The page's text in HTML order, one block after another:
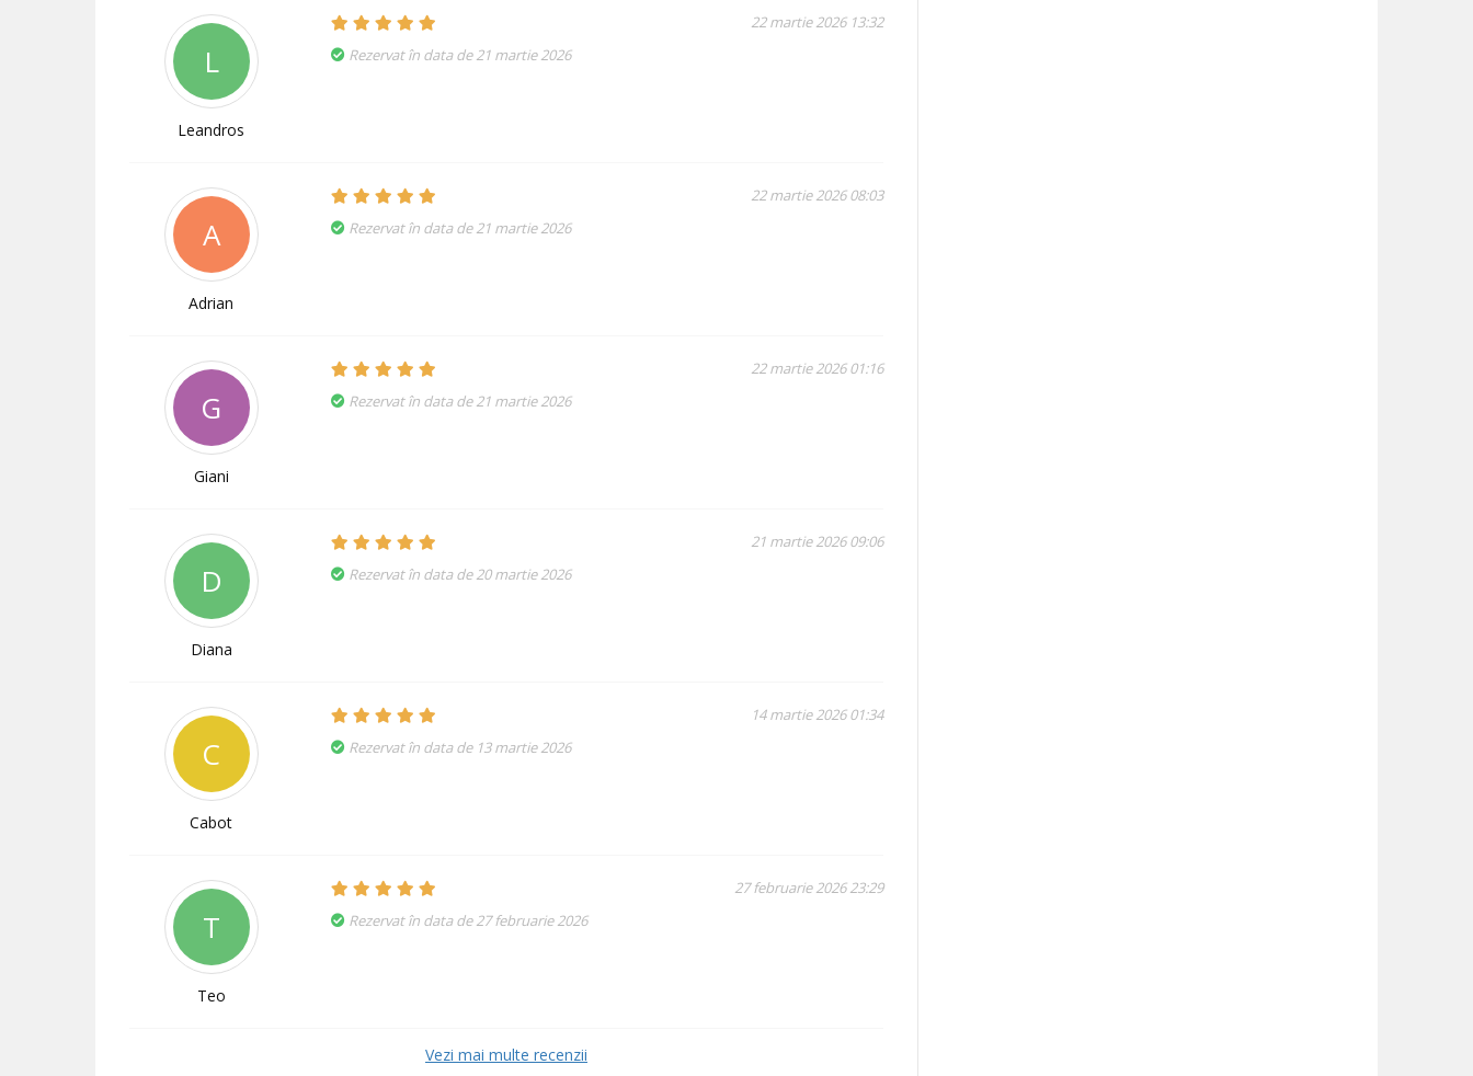
L
Leandros
22 martie 2026 13:32
Rezervat în data de 21 martie 2026
A
Adrian
22 martie 2026 08:03
Rezervat în data de 21 martie 2026
G
Giani
22 martie 2026 01:16
Rezervat în data de 21 martie 2026
D
Diana
21 martie 2026 09:06
Rezervat în data de 20 martie 2026
C
Cabot
14 martie 2026 01:34
Rezervat în data de 13 martie 2026
T
Teo
27 februarie 2026 23:29
Rezervat în data de 27 februarie 2026
Vezi mai multe recenzii